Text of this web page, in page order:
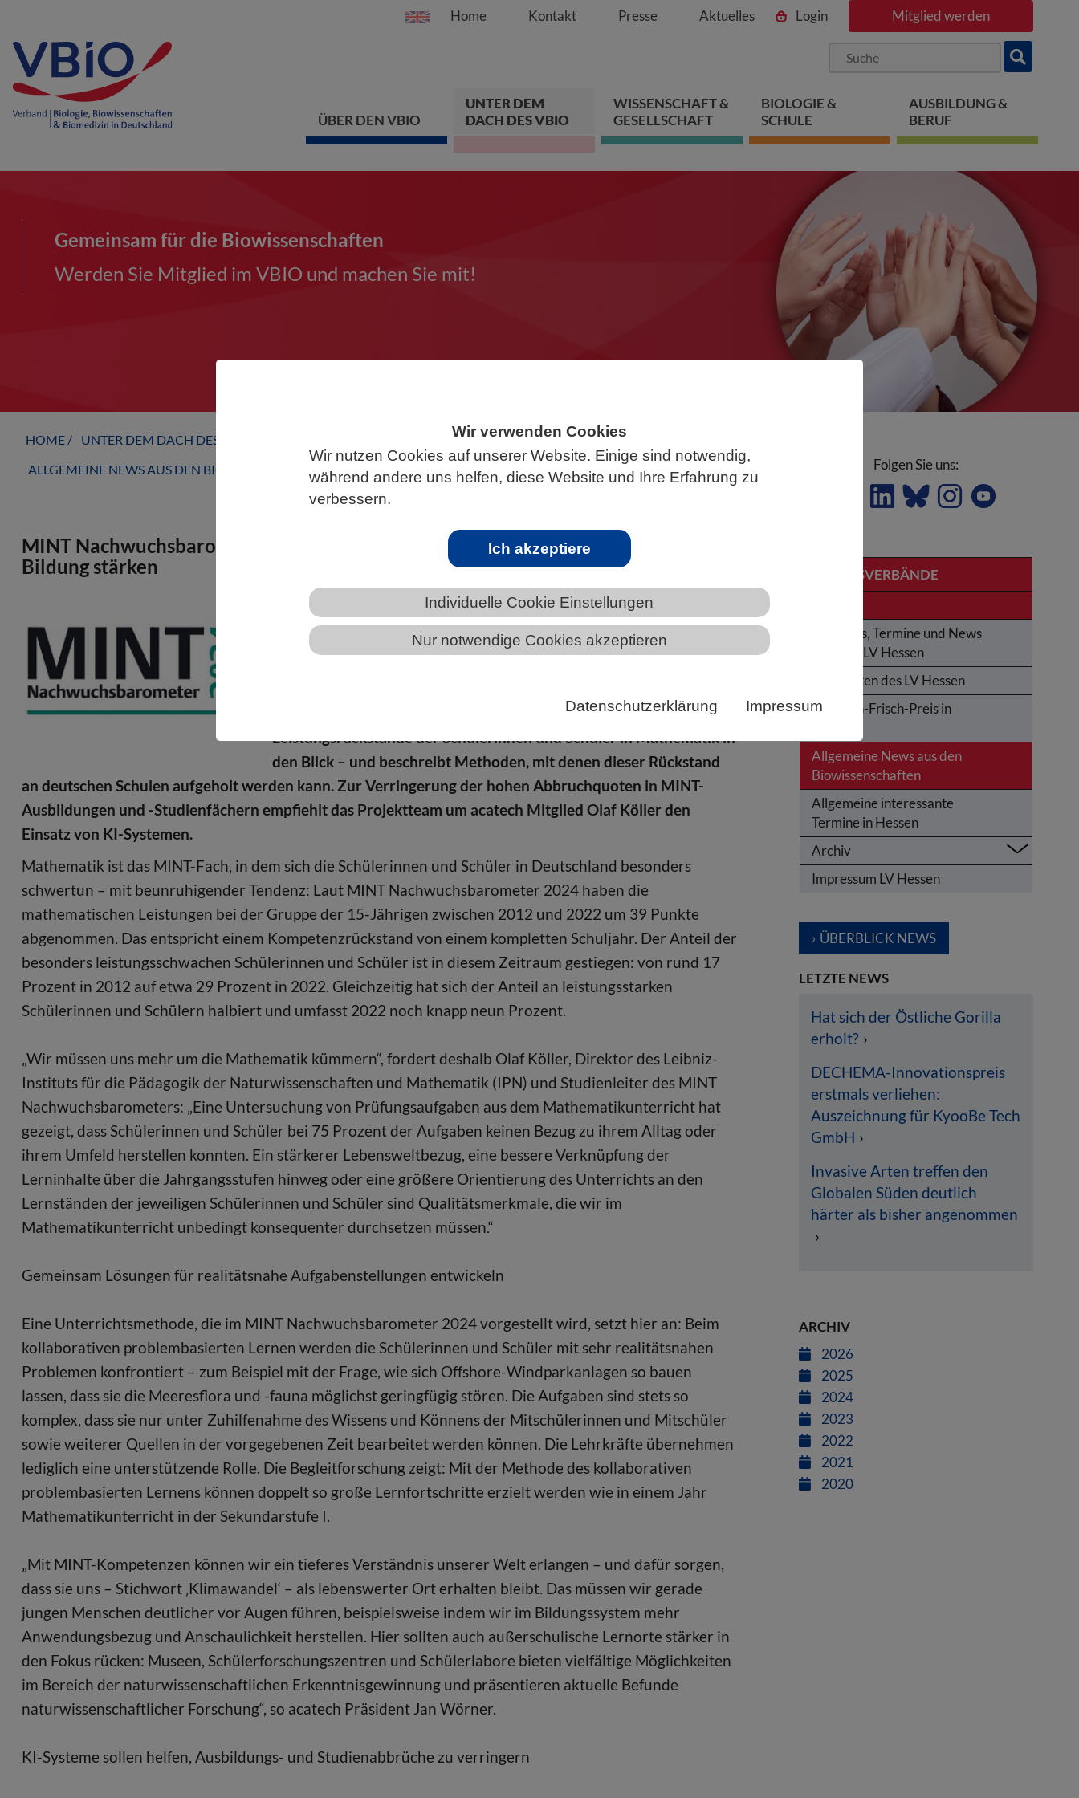
Wir verwenden Cookies
Wir nutzen Cookies auf unserer Website. Einige sind notwendig,
während andere uns helfen, diese Website und Ihre Erfahrung zu
verbessern.
Ich akzeptiere
Individuelle Cookie Einstellungen
Nur notwendige Cookies akzeptieren
Datenschutzerklärung Impressum
Springe direkt zu:
Zum Hauptinhalt springen
Zur Hauptnavigation springen
Zur Footer-Navigation springen
Home Kontakt Presse Aktuelles Login Mitglied werden
ÜBER DEN VBIO
UNTER DEM
DACH DES VBIO
WISSENSCHAFT &
GESELLSCHAFT
BIOLOGIE &
SCHULE
AUSBILDUNG &
BERUF
Gemeinsam für die Biowissenschaften
Werden Sie Mitglied im VBIO und machen Sie mit!
HOME UNTER DEM DACH DES VBIO
ALLGEMEINE NEWS AUS DEN BIOWISSENSCHAFTEN
MINT Nachwuchsbarometer 2024: Mit kollaborativen Methoden und KI die MINT-
Bildung stärken
Das MINT Nachwuchsbarometer 2024 von acatech – Deutsche
Akademie der Technikwissenschaften und der Joachim Herz Stiftung
Technik (MINT) zusammen. Dabei rückt die Studie die
Leistungsrückstände der Schülerinnen und Schüler in Mathematik in
den Blick – und beschreibt Methoden, mit denen dieser Rückstand
an deutschen Schulen aufgeholt werden kann. Zur Verringerung der hohen Abbruchquoten in MINT-
Ausbildungen und -Studienfächern empfiehlt das Projektteam um acatech Mitglied Olaf Köller den
Einsatz von KI-Systemen.
Mathematik ist das MINT-Fach, in dem sich die Schülerinnen und Schüler in Deutschland besonders
schwertun – mit beunruhigender Tendenz: Laut MINT Nachwuchsbarometer 2024 haben die
mathematischen Leistungen bei der Gruppe der 15-Jährigen zwischen 2012 und 2022 um 39 Punkte
abgenommen. Das entspricht einem Kompetenzrückstand von einem kompletten Schuljahr. Der Anteil der
besonders leistungsschwachen Schülerinnen und Schüler ist in diesem Zeitraum gestiegen: von rund 17
Prozent in 2012 auf etwa 29 Prozent in 2022. Gleichzeitig hat sich der Anteil an leistungsstarken
Schülerinnen und Schülern halbiert und umfasst 2022 noch knapp neun Prozent.
„Wir müssen uns mehr um die Mathematik kümmern“, fordert deshalb Olaf Köller, Direktor des Leibniz-
Instituts für die Pädagogik der Naturwissenschaften und Mathematik (IPN) und Studienleiter des MINT
Nachwuchsbarometers: „Eine Untersuchung von Prüfungsaufgaben aus dem Mathematikunterricht hat
gezeigt, dass Schülerinnen und Schüler bei 75 Prozent der Aufgaben keinen Bezug zu ihrem Alltag oder
ihrem Umfeld herstellen konnten. Ein stärkerer Lebensweltbezug, eine bessere Verknüpfung der
Lerninhalte über die Jahrgangsstufen hinweg oder eine größere Orientierung des Unterrichts an den
Lernständen der jeweiligen Schülerinnen und Schüler sind Qualitätsmerkmale, die wir im
Mathematikunterricht unbedingt konsequenter durchsetzen müssen.“
Gemeinsam Lösungen für realitätsnahe Aufgabenstellungen entwickeln
Eine Unterrichtsmethode, die im MINT Nachwuchsbarometer 2024 vorgestellt wird, setzt hier an: Beim
kollaborativen problembasierten Lernen werden die Schülerinnen und Schüler mit sehr realitätsnahen
Problemen konfrontiert – zum Beispiel mit der Frage, wie sich Offshore-Windparkanlagen so bauen
lassen, dass sie die Meeresflora und -fauna möglichst geringfügig stören. Die Aufgaben sind stets so
komplex, dass sie nur unter Zuhilfenahme des Wissens und Könnens der Mitschülerinnen und Mitschüler
sowie weiterer Quellen in der vorgegebenen Zeit bearbeitet werden können. Die Lehrkräfte übernehmen
lediglich eine unterstützende Rolle. Die Begleitforschung zeigt: Mit der Methode des kollaborativen
problembasierten Lernens können doppelt so große Lernfortschritte erzielt werden wie in einem Jahr
Mathematikunterricht in der Sekundarstufe I.
„Mit MINT-Kompetenzen können wir ein tieferes Verständnis unserer Welt erlangen – und dafür sorgen,
dass sie uns – Stichwort ‚Klimawandel‘ – als lebenswerter Ort erhalten bleibt. Das müssen wir gerade
jungen Menschen deutlicher vor Augen führen, beispielsweise indem wir im Bildungssystem mehr
Anwendungsbezug und Anschaulichkeit herstellen. Hier sollten auch außerschulische Lernorte stärker in
den Fokus rücken: Museen, Schülerforschungszentren und Schülerlabore bieten vielfältige Möglichkeiten
im Bereich der naturwissenschaftlichen Erkenntnisgewinnung und präsentieren aktuelle Befunde
naturwissenschaftlicher Forschung“, so acatech Präsident Jan Wörner.
KI-Systeme sollen helfen, Ausbildungs- und Studienabbrüche zu verringern
Folgen Sie uns:
LANDESVERBÄNDE
Aktuelles, Termine und News
aus dem LV Hessen
Aktivitäten des LV Hessen
Karl-von-Frisch-Preis in
Allgemeine News aus den
Biowissenschaften
Allgemeine interessante
Termine in Hessen
Archiv
Impressum LV Hessen
ÜBERBLICK NEWS
LETZTE NEWS
Hat sich der Östliche Gorilla
erholt?
DECHEMA-Innovationspreis
erstmals verliehen:
Auszeichnung für KyooBe Tech
GmbH
Invasive Arten treffen den
Globalen Süden deutlich
härter als bisher angenommen
ARCHIV
2026
2025
2024
2023
2022
2021
2020